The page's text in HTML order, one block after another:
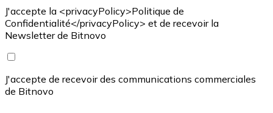
J'accepte la <privacyPolicy>Politique de
Confidentialité</privacyPolicy> et de recevoir la
Newsletter de Bitnovo
J'accepte de recevoir des communications commerciales
de Bitnovo